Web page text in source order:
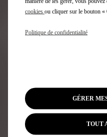
Véhicules 100 % électriques
Véhicules hybrides
Véhicules hybrides
DS 7
FAQ
cookies ou cliquer sur le bouton «
Politique de confidentialité
GÉRER
TOUT